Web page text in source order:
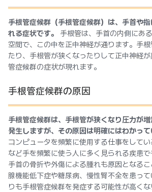
手根管症候群（手根管症候群）は、手首や
れる症状です。
手根管は、手首の内側にあ
空間で、この中を正中神経が通ります。手
たり、手根管が狭くなったりして正中神経
管症候群の症状が現れます。
手根管症候群の原因
手根管症候群は、手根管が狭くなり圧力が
発生しますが、その原因は明確にはわかって
コンピュータを頻繁に使用する仕事をして
など手を頻繁に使う人に多く見られる疾患で
手首の骨折や外傷による腫れも原因となる
腺機能低下症や糖尿病、慢性腎不全を患っ
りも手根管症候群を発症する可能性が高く